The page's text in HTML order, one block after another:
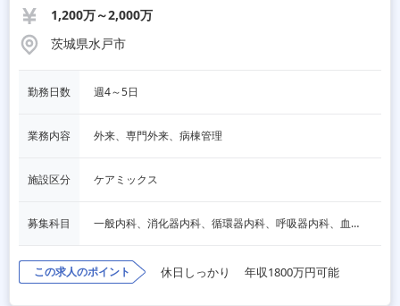
1,200万～2,000万
茨城県水戸市
勤務日数 週4～5日
業務内容 外来、専門外来、病棟管理
施設区分 ケアミックス
募集科目 一般内科、消化器内科、循環器内科、呼吸器内科、血液内科、脳神経内科、内分泌内科、老人内科
この求人のポイント 休日しっかり 年収1800万円可能